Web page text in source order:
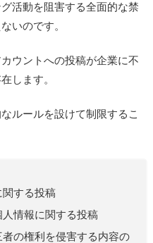
活動を阻害する全面的な禁
いのです。
ウントへの投稿が企業に不
します。
ルールを設けて制限するこ
する投稿
情報に関する投稿
の権利を侵害する内容の